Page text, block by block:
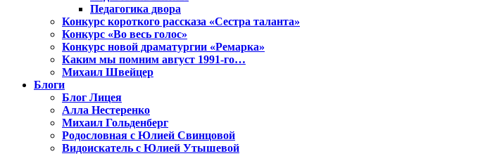
Педагогика двора
Конкурс короткого рассказа «Сестра таланта»
Конкурс «Во весь голос»
Конкурс новой драматургии «Ремарка»
Каким мы помним август 1991-го…
Михаил Швейцер
Блоги
Блог Лицея
Алла Нестеренко
Михаил Гольденберг
Родословная с Юлией Свинцовой
Видоискатель с Юлией Утышевой